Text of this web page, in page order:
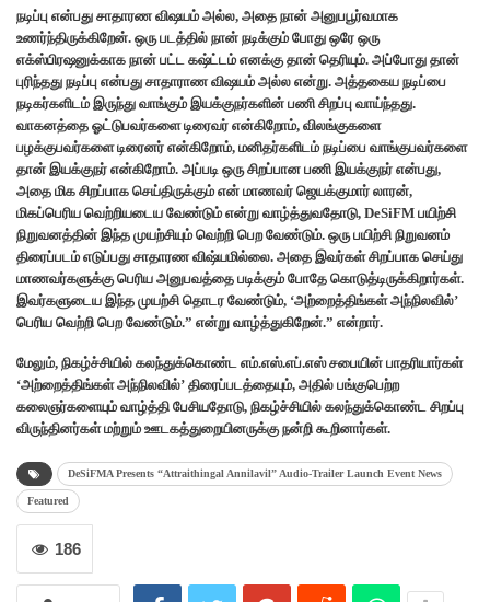
நடிப்பு என்பது சாதாரண விஷயம் அல்ல, அதை நான் அனுபபூர்வமாக
உணர்ந்திருக்கிறேன். ஒரு படத்தில் நான் நடிக்கும் போது ஒரே ஒரு
எக்ஸ்பிரஷனுக்காக நான் பட்ட கஷ்ட்டம் எனக்கு தான் தெரியும். அப்போது தான்
புரிந்தது நடிப்பு என்பது சாதாராண விஷயம் அல்ல என்று. அத்தகைய நடிப்பை
நடிகர்களிடம் இருந்து வாங்கும் இயக்குநர்களின் பணி சிறப்பு வாய்ந்தது.
வாகனத்தை ஓட்டுபவர்களை டிரைவர் என்கிறோம், விலங்குகளை
பழக்குபவர்களை டிரைனர் என்கிறோம், மனிதர்களிடம் நடிப்பை வாங்குபவர்களை
தான் இயக்குநர் என்கிறோம். அப்படி ஒரு சிறப்பான பணி இயக்குநர் என்பது,
அதை மிக சிறப்பாக செய்திருக்கும் என் மாணவர் ஜெயக்குமார் லாரன்,
மிகப்பெரிய வெற்றியடைய வேண்டும் என்று வாழ்த்துவதோடு, DeSiFM பயிற்சி
நிறுவனத்தின் இந்த முயற்சியும் வெற்றி பெற வேண்டும். ஒரு பயிற்சி நிறுவனம்
திரைப்படம் எடுப்பது சாதாரண விஷ்யமில்லை. அதை இவர்கள் சிறப்பாக செய்து
மாணவர்களுக்கு பெரிய அனுபவத்தை படிக்கும் போதே கொடுத்டிருக்கிறார்கள்.
இவர்களுடைய இந்த முயற்சி தொடர வேண்டும், ‘அற்றைத்திங்கள் அந்நிலவில்’
பெரிய வெற்றி பெற வேண்டும்.” என்று வாழ்த்துகிறேன்.” என்றார்.
மேலும், நிகழ்ச்சியில் கலந்துக்கொண்ட எம்.எஸ்.எப்.எஸ் சபையின் பாதரியார்கள்
‘அற்றைத்திங்கள் அந்நிலவில்’ திரைப்படத்தையும், அதில் பங்குபெற்ற
கலைஞர்களையும் வாழ்த்தி பேசியதோடு, நிகழ்ச்சியில் கலந்துக்கொண்ட சிறப்பு
விருந்தினர்கள் மற்றும் ஊடகத்துறையினருக்கு நன்றி கூறினார்கள்.
DeSiFMA Presents “Attraithingal Annilavil” Audio-Trailer Launch Event News
Featured
186